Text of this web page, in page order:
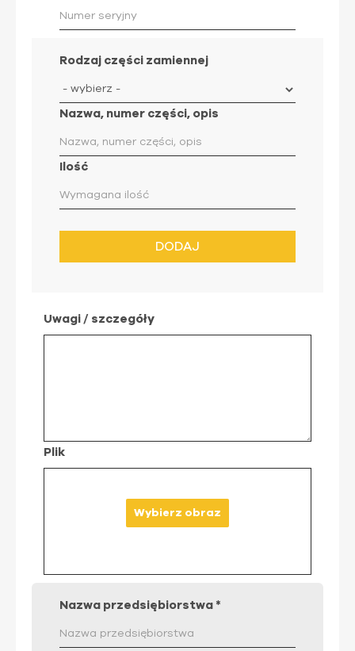
Rodzaj części zamiennej
Nazwa, numer części, opis
Ilość
DODAJ
Uwagi / szczegóły
Plik
Wybierz obraz
Nazwa przedsiębiorstwa *